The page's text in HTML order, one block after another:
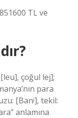
TL ve
çoğul lej];
para
[Banʲ], tekil:
anlamına